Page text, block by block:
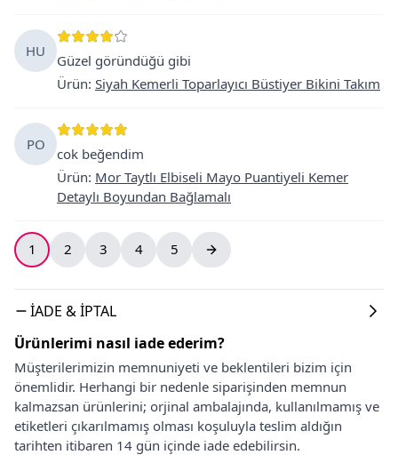
HU
Güzel göründüğü gibi
Ürün: Siyah Kemerli Toparlayıcı Büstiyer Bikini Takım
PO
cok beğendim
Ürün: Mor Taytlı Elbiseli Mayo Puantiyeli Kemer
Detaylı Boyundan Bağlamalı
1 2 3 4 5
İADE & İPTAL
Ürünlerimi nasıl iade ederim?
Müşterilerimizin memnuniyeti ve beklentileri bizim için
önemlidir. Herhangi bir nedenle siparişinden memnun
kalmazsan ürünlerini; orjinal ambalajında, kullanılmamış ve
etiketleri çıkarılmamış olması koşuluyla teslim aldığın
tarihten itibaren 14 gün içinde iade edebilirsin.